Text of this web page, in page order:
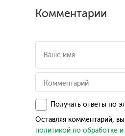
Комментарии
Получать ответы по
Оставляя комментарий,
политикой по обработке